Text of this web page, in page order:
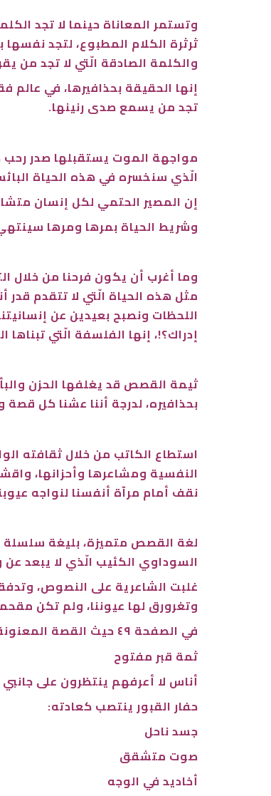
وتستمر المعاناة حينما لا تجد
ثرثرة الكلام المطبوع، لتجد
والكلمة الصادقة الّتي لا تجد من
إنها الحقيقة بحذافيرها، في
تجد من يسمع صدى رنينها.
مواجهة الموت يستقبلها صدر رحب
الّذي سنخسره في هذه الحياة
إن المصير الحتمي لكل إنسان
وشريط الحياة بمرها ومرها
وما أغرب أن يكون فرحنا من خلال
اللحظات ونصبح بعيدين عن
إدراك؟!، إنها الفلسفة الّتي
ثيمة القصص قد يغلفها الحزن
بحذافيره، لدرجة أننا عشنا كل قصة
استطاع الكاتب من خلال ثقافته
النفسية ومشاعرها وأحزانها،
نقف أمام مرآة أنفسنا لنواجه
لغة القصص متميزة، بليغة سلسلة
السوداوي الكئيب الّذي لا يبعد عن
غلبت الشاعرية على النصوص،
وتغرورق لها عيوننا، ولم تكن
في الصفحة ٤٩ حيث القصة المعنونة بالميت يقول:
ثمة قبر مفتوح
أناس لا أعرفهم ينتظرون على جانبي
حفار القبور ينتصب كعادته:
جسد ناحل
صوت متشقق
أخاديد في الوجه